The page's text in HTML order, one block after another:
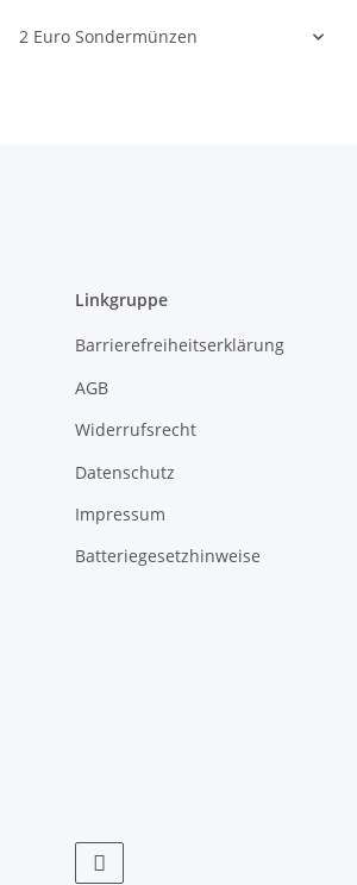
2 Euro Sondermünzen
Linkgruppe
Barrierefreiheitserklärung
AGB
Widerrufsrecht
Datenschutz
Impressum
Batteriegesetzhinweise